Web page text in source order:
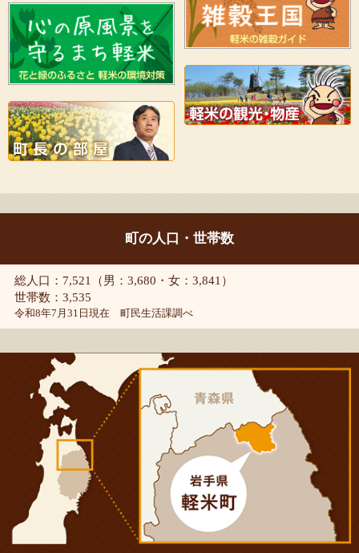
町の人口・世帯数
総人口：7,521（男：3,680・女：3,841）
世帯数：3,535
令和8年7月31日現在 町民生活課調べ